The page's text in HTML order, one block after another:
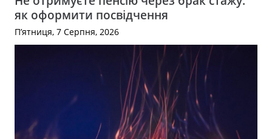
як оформити посвідчення
П’ятниця, 7 Серпня, 2026